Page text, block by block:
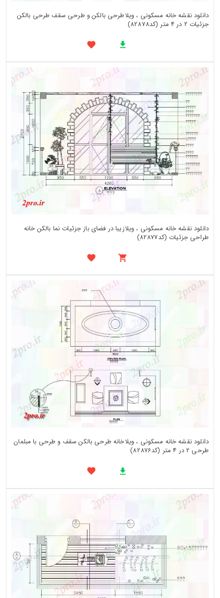
دانلود نقشه خانه مسکونی ، ویلاطرحی بالکن و طرحی سقف طرحی بالکن
جزئیات 2 در 4 متر (کد82878)
دانلود نقشه خانه مسکونی ، ویلازیبا در فضای باز جزئیات نما بالکن خانه
طراحی جزئیات (کد82877)
دانلود نقشه خانه مسکونی ، ویلاخانه طرحی بالکن سقف و طرحی با مبلمان
طرحی 2 در 4 متر (کد82876)